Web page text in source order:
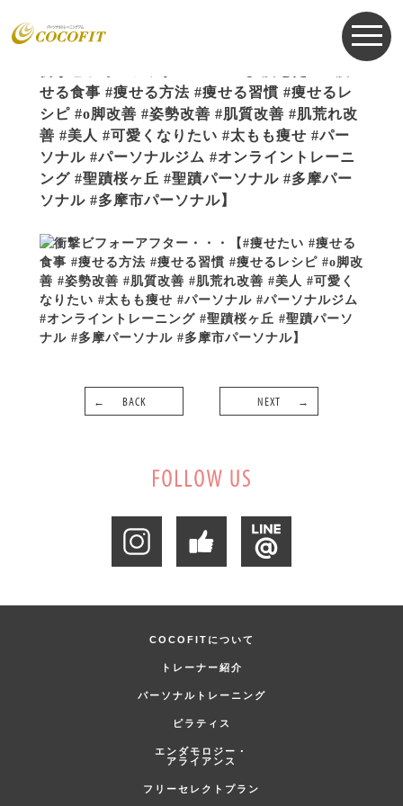
2022.02.28
NEWS
せる食事 #痩せる方法 #痩せる習慣 #痩せるレ
シピ #o脚改善 #姿勢改善 #肌質改善 #肌荒れ改
善 #美人 #可愛くなりたい #太もも痩せ #パー
ソナル #パーソナルジム #オンライントレーニ
ング #聖蹟桜ヶ丘 #聖蹟パーソナル #多摩パー
ソナル #多摩市パーソナル】
BACK NEXT
COCOFITについて
トレーナー紹介
パーソナルトレーニング
ピラティス
エンダモロジー・
アライアンス
フリーセレクトプラン